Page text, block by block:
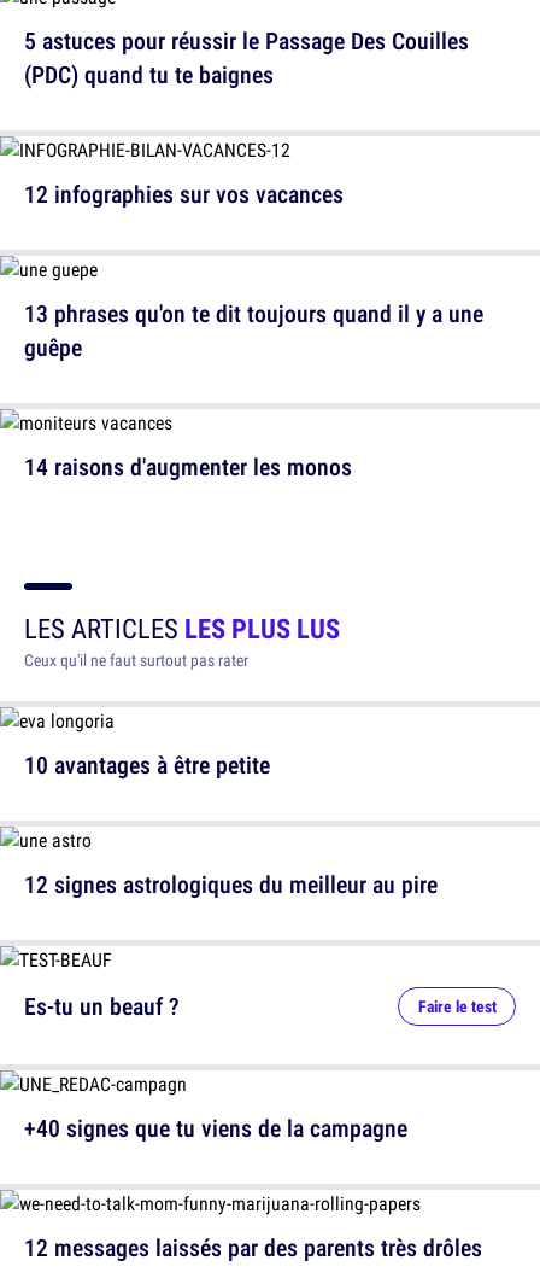
5 astuces pour réussir le Passage Des Couilles
(PDC) quand tu te baignes
13 phrases qu'on te dit toujours quand il y a une
guêpe
12 infographies sur vos vacances
14 raisons d'augmenter les monos
LES ARTICLES LES PLUS LUS
Ceux qu'il ne faut surtout pas rater
10 avantages à être petite
12 signes astrologiques du meilleur au pire
12 messages laissés par des parents très drôles
Es-tu un beauf ? Faire le test
+40 signes que tu viens de la campagne